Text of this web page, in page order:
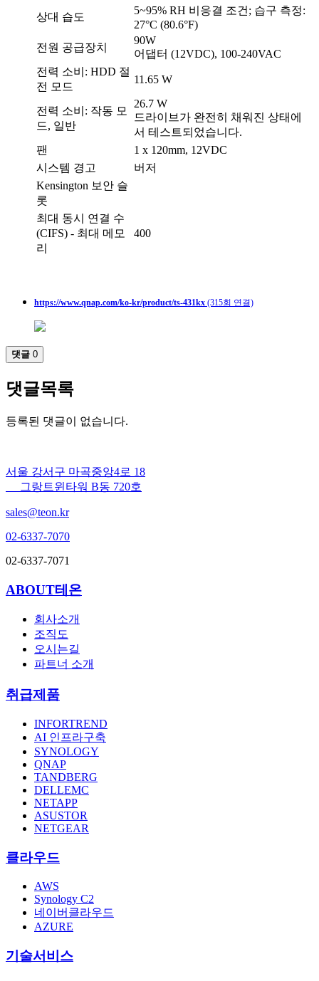
상대 습도
5~95% RH 비응결 조건; 습구 측정:
27°C (80.6°F)
전원 공급장치
90W
어댑터 (12VDC), 100-240VAC
전력 소비: HDD 절
전 모드
11.65 W
전력 소비: 작동 모
드, 일반
26.7 W
드라이브가 완전히 채워진 상태에
서 테스트되었습니다.
팬
1 x 120mm, 12VDC
시스템 경고
버저
Kensington 보안 슬
롯
최대 동시 연결 수
(CIFS) - 최대 메모
리
400
https://www.qnap.com/ko-kr/product/ts-431kx (315회 연결)
댓글 0
댓글목록
등록된 댓글이 없습니다.
서울 강서구 마곡중앙4로 18
그랑트윈타워 B동 720호
sales@teon.kr
02-6337-7070
02-6337-7071
ABOUT테온
회사소개
조직도
오시는길
파트너 소개
취급제품
INFORTREND
AI 인프라구축
SYNOLOGY
QNAP
TANDBERG
DELLEMC
NETAPP
ASUSTOR
NETGEAR
클라우드
AWS
Synology C2
네이버클라우드
AZURE
기술서비스